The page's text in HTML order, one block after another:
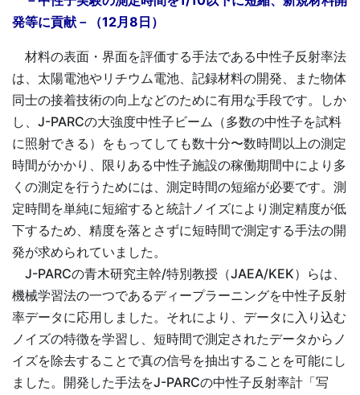
発等に貢献－（12月8日）
材料の表面・界面を評価する手法である中性子反射率法
は、太陽電池やリチウム電池、記録材料の開発、また物体
同士の接着技術の向上などのために有用な手段です。しか
し、J-PARCの大強度中性子ビーム（多数の中性子を試料
に照射できる）をもってしても数十分〜数時間以上の測定
時間がかかり、限りある中性子施設の稼働期間中により多
くの測定を行うためには、測定時間の短縮が必要です。測
定時間を単純に短縮すると統計ノイズにより測定精度が低
下するため、精度を落とさずに短時間で測定する手法の開
発が求められていました。
J-PARCの青木研究主幹/特別教授（JAEA/KEK）らは、
機械学習法の一つであるディープラーニングを中性子反射
率データに応用しました。それにより、データに入り込む
ノイズの特徴を学習し、短時間で測定されたデータからノ
イズを除去することで真の信号を抽出することを可能にし
ました。開発した手法をJ-PARCの中性子反射率計「写